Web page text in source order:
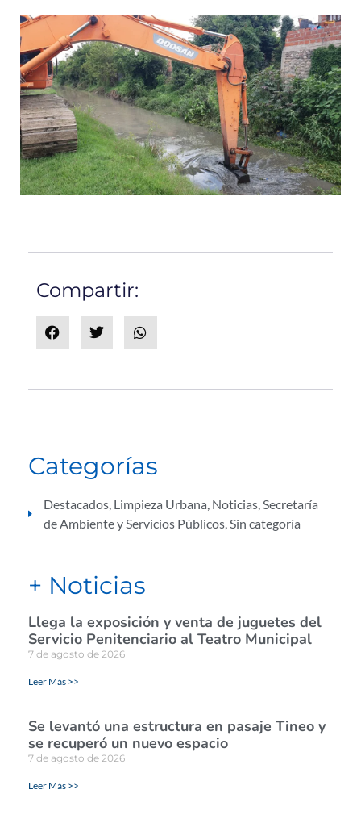
Compartir:
Categorías
Destacados, Limpieza Urbana, Noticias,Secretaría
de Ambiente y Servicios Públicos,Sin categoría
+ Noticias
Llega la exposición y venta de juguetes del
Servicio Penitenciario al Teatro Municipal
7 de agosto de 2026
Leer Más >>
Se levantó una estructura en pasaje Tineo y
se recuperó un nuevo espacio
7 de agosto de 2026
Leer Más >>